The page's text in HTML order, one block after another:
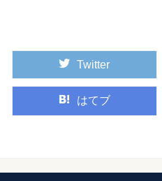
Twitter
はてブ